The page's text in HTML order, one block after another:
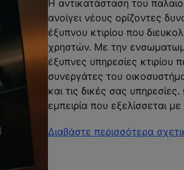
Η αντικατάσταση του
ανοίγει νέους ορίζοντες
έξυπνου κτιρίου που
χρηστών. Με την
έξυπνες υπηρεσίες
συνεργάτες του
και τις δικές σας
εμπειρία που εξελίσσεται
Διαβάστε περισσότερα